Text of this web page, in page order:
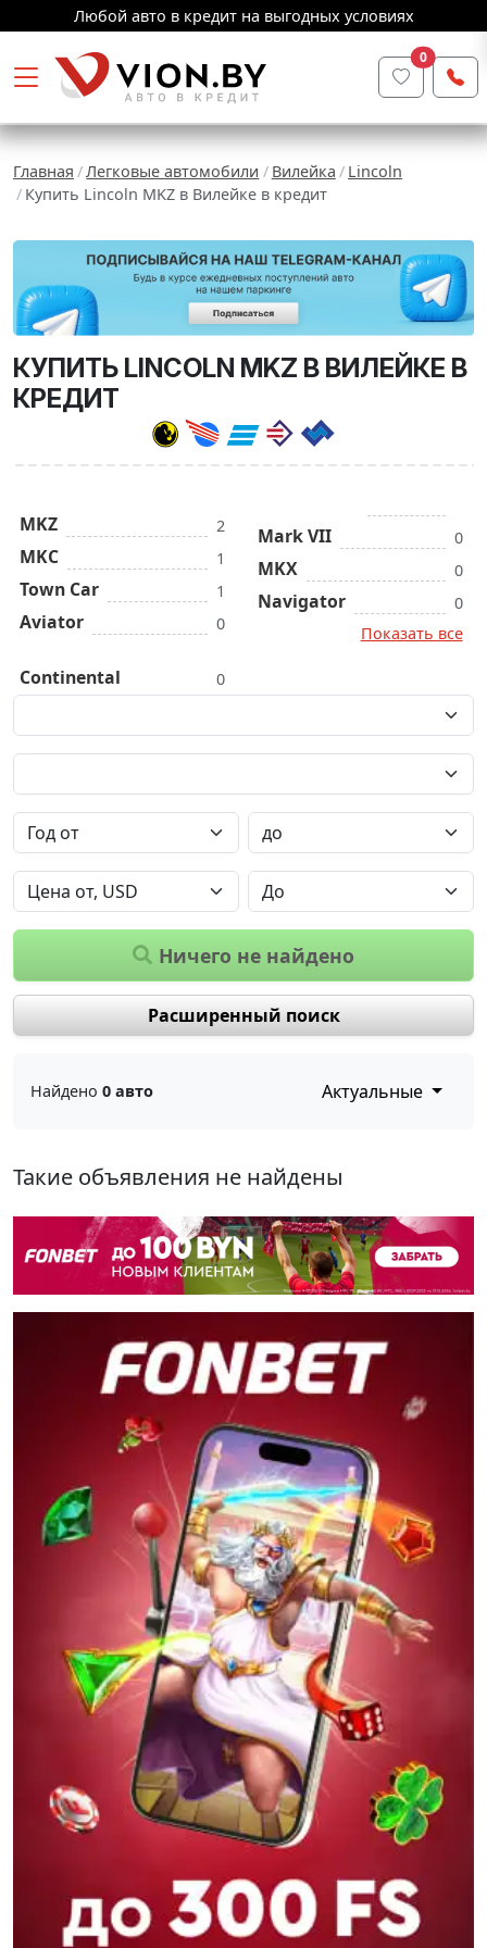
Любой авто в кредит на выгодных условиях
0
Главная Легковые автомобили Вилейка
Lincoln
Купить Lincoln MKZ в Вилейке в кредит
КУПИТЬ LINCOLN MKZ В ВИЛЕЙКЕ В
КРЕДИТ
MKZ 2
MKC 1
Town Car 1
Aviator 0
Continental 0
Mark VII 0
MKX 0
Navigator
0
Показать все
Ничего не найдено
Расширенный поиск
Найдено 0 авто Актуальные
Такие объявления не найдены